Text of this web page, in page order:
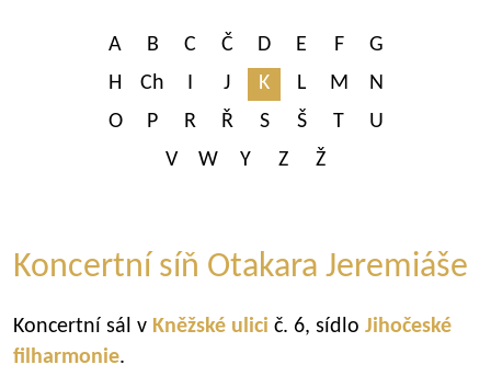
A B C Č D E F
G
H
Ch I J K L M
N
O
P R Ř S Š T
U
V
W Y Z Ž
Koncertní síň Otakara Jeremiáše
Koncertní sál v Kněžské ulici č. 6, sídlo Jihočeské
filharmonie.